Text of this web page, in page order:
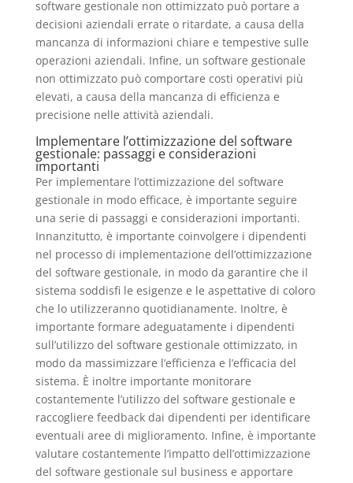
software gestionale non ottimizzato può portare a
decisioni aziendali errate o ritardate, a causa della
mancanza di informazioni chiare e tempestive sulle
operazioni aziendali. Infine, un software gestionale
non ottimizzato può comportare costi operativi più
elevati, a causa della mancanza di efficienza e
precisione nelle attività aziendali.
Implementare l’ottimizzazione del software
gestionale: passaggi e considerazioni
importanti
Per implementare l’ottimizzazione del software
gestionale in modo efficace, è importante seguire
una serie di passaggi e considerazioni importanti.
Innanzitutto, è importante coinvolgere i dipendenti
nel processo di implementazione dell’ottimizzazione
del software gestionale, in modo da garantire che il
sistema soddisfi le esigenze e le aspettative di coloro
che lo utilizzeranno quotidianamente. Inoltre, è
importante formare adeguatamente i dipendenti
sull’utilizzo del software gestionale ottimizzato, in
modo da massimizzare l’efficienza e l’efficacia del
sistema. È inoltre importante monitorare
costantemente l’utilizzo del software gestionale e
raccogliere feedback dai dipendenti per identificare
eventuali aree di miglioramento. Infine, è importante
valutare costantemente l’impatto dell’ottimizzazione
del software gestionale sul business e apportare